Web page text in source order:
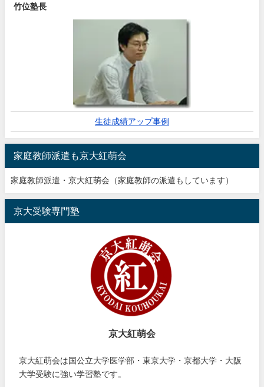
竹位塾長
生徒成績アップ事例
家庭教師派遣も京大紅萌会
家庭教師派遣・京大紅萌会（家庭教師の派遣もしています）
京大受験専門塾
京大紅萌会
京大紅萌会は国公立大学医学部・東京大学・京都大学・大阪
大学受験に強い学習塾です。